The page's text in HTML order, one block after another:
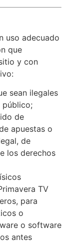
uso adecuado
que
y con
sean ilegales
público;
de
apuestas o
de
los derechos
TV
para
o
o software
antes